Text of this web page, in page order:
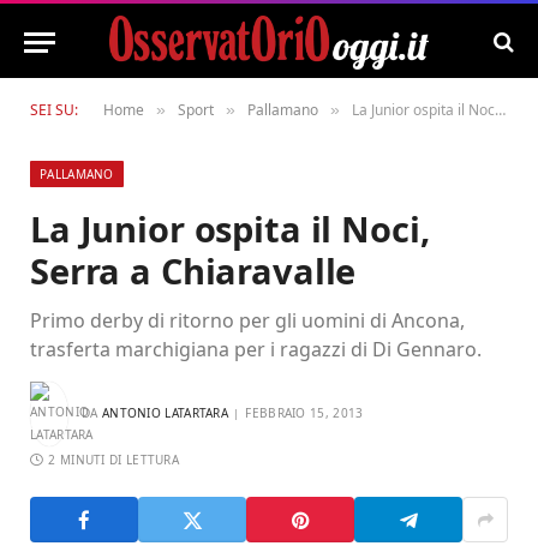
SEI SU: Home » Sport » Pallamano » La Junior ospita il Noci, Serra a Chiaravalle
PALLAMANO
La Junior ospita il Noci,
Serra a Chiaravalle
Primo derby di ritorno per gli uomini di Ancona,
trasferta marchigiana per i ragazzi di Di Gennaro.
DA ANTONIO LATARTARA FEBBRAIO 15, 2013
2 MINUTI DI LETTURA